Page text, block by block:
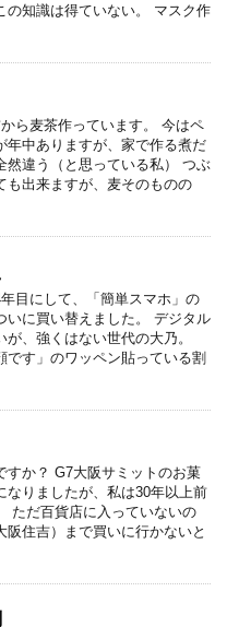
の知識は得ていない。 マスク作
ら麦茶作っています。 今はペ
年中ありますが、家で作る煮だ
然違う（と思っている私） つぶ
も出来ますが、麦そのものの
目にして、「簡単スマホ」の
いに買い替えました。 デジタル
、強くはない世代の大乃。
です」のワッペン貼っている割
すか？ G7大阪サミットのお菓
なりましたが、私は30年以上前
ただ百貨店に入っていないの
阪住吉）まで買いに行かないと